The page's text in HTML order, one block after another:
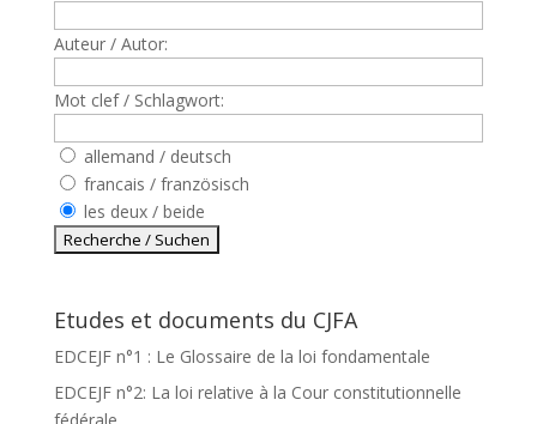
Auteur / Autor:
Mot clef / Schlagwort:
allemand / deutsch
francais / französisch
les deux / beide
Etudes et documents du CJFA
EDCEJF n°1 : Le Glossaire de la loi fondamentale
EDCEJF n°2: La loi relative à la Cour constitutionnelle